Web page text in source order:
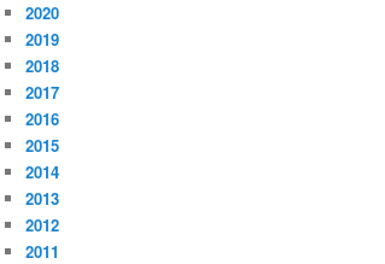
2020
2019
2018
2017
2016
2015
2014
2013
2012
2011